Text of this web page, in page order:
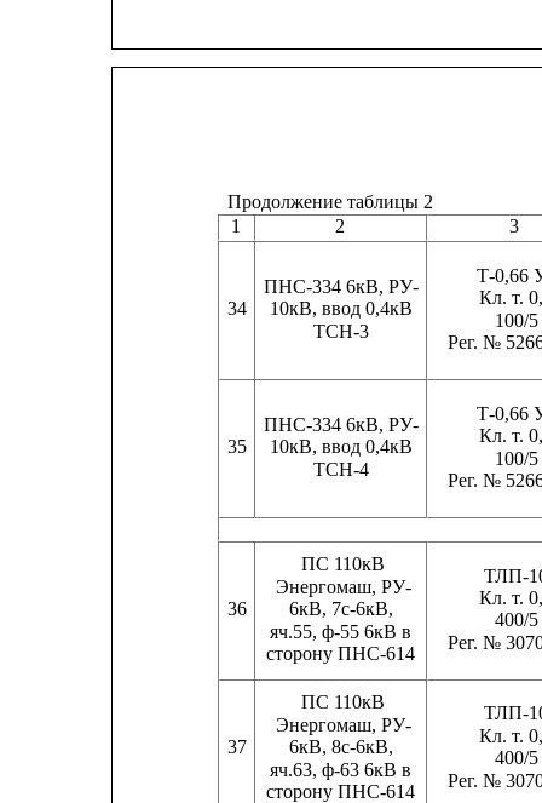
Т-0,66
Кл. т.
100/5
Рег. №
Т-0,66
Кл. т.
100/5
Рег. №
ТЛП-
Кл. т.
400/5
Рег. №
ТЛП-
Кл. т.
400/5
Рег. №
Продолжение таблицы 2
1
2 3
ПНС-334 6кВ, РУ-
34
10кВ, ввод 0,4кВ
ТСН-3
ПНС-334 6кВ, РУ-
35
10кВ, ввод 0,4кВ
ТСН-4
ПС 110кВ
Энергомаш, РУ-
36
6кВ, 7с-6кВ,
яч.55, ф-55 6кВ в
сторону ПНС-614
ПС 110кВ
Энергомаш, РУ-
37
6кВ, 8с-6кВ,
яч.63, ф-63 6кВ в
сторону ПНС-614